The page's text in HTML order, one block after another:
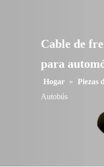
Cable de
para
Hogar » Piezas
Autobús